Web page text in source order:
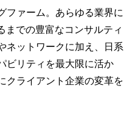
ファーム。あらゆる業界に
までの豊富なコンサルティ
ネットワークに加え、日系
ビリティを最大限に活か
クライアント企業の変革を